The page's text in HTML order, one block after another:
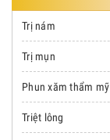
Trị nám
Trị mụn
Phun xăm thẩm mỹ
Triệt lông